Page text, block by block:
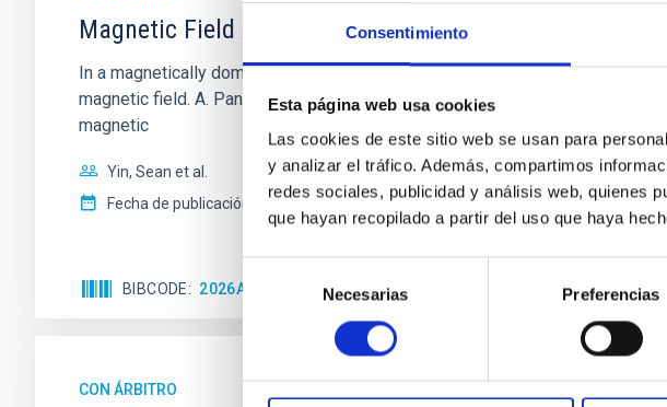
Consentimiento
Esta página web usa cookies
Las cookies de este sitio web se usan para
y analizar el tráfico. Además, compartimos
redes sociales, publicidad y análisis web, quienes
que hayan recopilado a partir del uso que haya
de
consentimiento
Necesarias Preferencias
Magnetic Field Alignment with Dense Cores in the
In a magnetically dominated model of star formation, we expect to see
magnetic field. A. Pandhi et al. showed instead, however, that the
magnetic
Yin, Sean et al.
Fecha de publicación:
5 2026
BIBCODE 2026APJ..1003...83Y NÚMERO DE CITAS
CON ÁRBITRO